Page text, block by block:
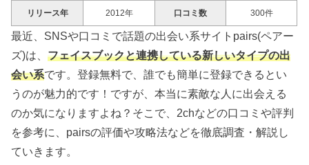
リリース年 2012年 口コミ数 300件
最近、SNSや口コミで話題の出会い系サイトpairs(ペアー
ズ)は、フェイスブックと連携している新しいタイプの出
会い系です。登録無料で、誰でも簡単に登録できるとい
うのが魅力的です！ですが、本当に素敵な人に出会える
のか気になりますよね？そこで、2chなどの口コミや評判
を参考に、pairsの評価や攻略法などを徹底調査・解説し
ていきます。